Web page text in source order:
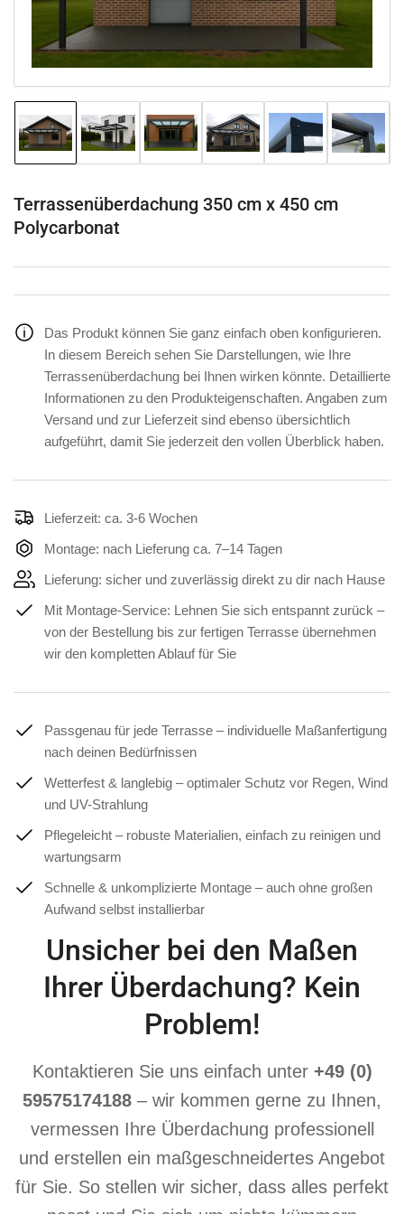
öffnen
Bild
in
Galerieansicht
Bild
in
Galerieansicht
Bild
in
Galerieansicht
Bild
in
Galerieansicht
Bild
in
Galerieansicht
Bild
in
Terrassenüberdachung 350 cm x 450 cm
Polycarbonat
Das Produkt können Sie ganz einfach oben konfigurieren.
In diesem Bereich sehen Sie Darstellungen, wie Ihre
Terrassenüberdachung bei Ihnen wirken könnte. Detaillierte
Informationen zu den Produkteigenschaften. Angaben zum
Versand und zur Lieferzeit sind ebenso übersichtlich
aufgeführt, damit Sie jederzeit den vollen Überblick haben.
Lieferzeit: ca. 3-6 Wochen
Montage: nach Lieferung ca. 7–14 Tagen
Lieferung: sicher und zuverlässig direkt zu dir nach Hause
Mit Montage-Service: Lehnen Sie sich entspannt zurück –
von der Bestellung bis zur fertigen Terrasse übernehmen
wir den kompletten Ablauf für Sie
Passgenau für jede Terrasse – individuelle Maßanfertigung
nach deinen Bedürfnissen
Wetterfest & langlebig – optimaler Schutz vor Regen, Wind
und UV-Strahlung
Pflegeleicht – robuste Materialien, einfach zu reinigen und
wartungsarm
Schnelle & unkomplizierte Montage – auch ohne großen
Aufwand selbst installierbar
Unsicher bei den Maßen
Ihrer Überdachung? Kein
Problem!
Kontaktieren Sie uns einfach unter +49 (0)
59575174188 – wir kommen gerne zu Ihnen,
vermessen Ihre Überdachung professionell
und erstellen ein maßgeschneidertes Angebot
für Sie. So stellen wir sicher, dass alles perfekt